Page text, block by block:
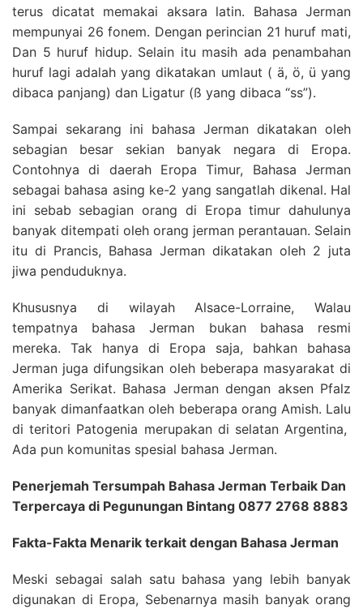
terus dicatat memakai aksara latin. Bahasa Jerman
mempunyai 26 fonem. Dengan perincian 21 huruf mati,
Dan 5 huruf hidup. Selain itu masih ada penambahan
huruf lagi adalah yang dikatakan umlaut ( ä, ö, ü yang
dibaca panjang) dan Ligatur (ß yang dibaca “ss”).
Sampai sekarang ini bahasa Jerman dikatakan oleh
sebagian besar sekian banyak negara di Eropa.
Contohnya di daerah Eropa Timur, Bahasa Jerman
sebagai bahasa asing ke-2 yang sangatlah dikenal. Hal
ini sebab sebagian orang di Eropa timur dahulunya
banyak ditempati oleh orang jerman perantauan. Selain
itu di Prancis, Bahasa Jerman dikatakan oleh 2 juta
jiwa penduduknya.
Khususnya di wilayah Alsace-Lorraine, Walau
tempatnya bahasa Jerman bukan bahasa resmi
mereka. Tak hanya di Eropa saja, bahkan bahasa
Jerman juga difungsikan oleh beberapa masyarakat di
Amerika Serikat. Bahasa Jerman dengan aksen Pfalz
banyak dimanfaatkan oleh beberapa orang Amish. Lalu
di teritori Patogenia merupakan di selatan Argentina,
Ada pun komunitas spesial bahasa Jerman.
Penerjemah Tersumpah Bahasa Jerman Terbaik Dan
Terpercaya di Pegunungan Bintang 0877 2768 8883
Fakta-Fakta Menarik terkait dengan Bahasa Jerman
Meski sebagai salah satu bahasa yang lebih banyak
digunakan di Eropa, Sebenarnya masih banyak orang